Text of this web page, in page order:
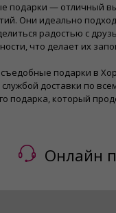
подарки — отличный
Они идеально
радостью с
что делает их
подарки в
доставки по
подарка, который
Онлайн